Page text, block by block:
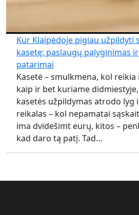
Kur Klaipėdoje pigiau užpildyti
kasetę: paslaugų palyginimas
patarimai
Kasetė – smulkmena, kol
kaip ir bet kuriame
kasetės užpildymas atrodo lyg
reikalas – kol nepamatai
ima dvidešimt eurų, kitos –
kad daro tą patį. Tad…